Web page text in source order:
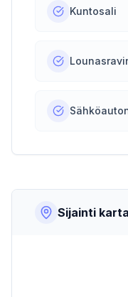
Kuntosali
Sijainti